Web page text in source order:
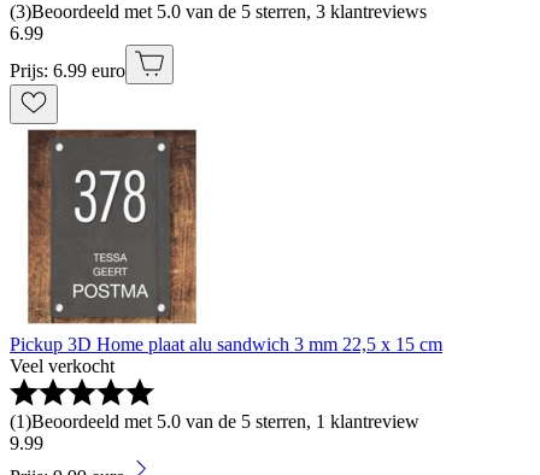
(3)Beoordeeld met 5.0 van de 5 sterren, 3 klantreviews
6.99
Prijs: 6.99 euro
Pickup 3D Home plaat alu sandwich 3 mm 22,5 x 15 cm
Veel verkocht
(1)Beoordeeld met 5.0 van de 5 sterren, 1 klantreview
9.99